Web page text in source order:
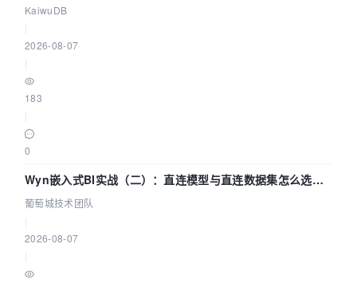
技术路径
KaiwuDB
2026-08-07
183
0
Wyn嵌入式BI实战（二）：直连模型与直连数据集怎么选，
参数为什么不生效？| 葡萄城技术团队
葡萄城技术团队
2026-08-07